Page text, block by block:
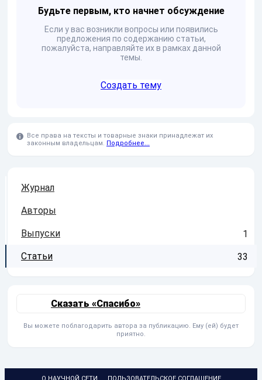
Будьте первым, кто начнет обсуждение
Если у вас возникли вопросы или появились
предложения по содержанию статьи,
пожалуйста, направляйте их в рамках данной
темы.
Создать тему
Все права на тексты и товарные знаки принадлежат их
законным владельцам. Подробнее...
Журнал
Авторы
Выпуски 1
Статьи 33
Сказать «Спасибо»
Вы можете поблагодарить автора за публикацию. Ему (ей) будет
приятно.